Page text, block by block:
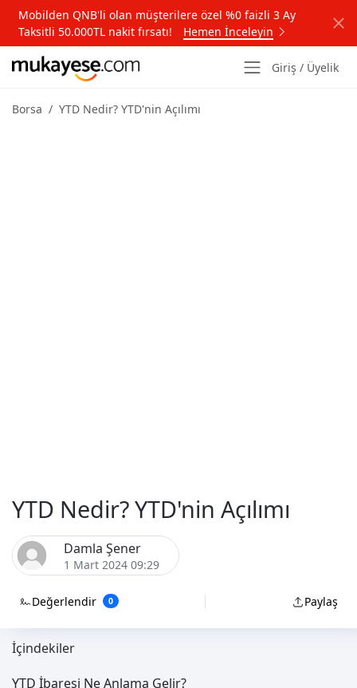
Mobilden QNB'li olan müşterilere özel %0 faizli 3 Ay
Taksitli 50.000TL nakit fırsatı!
Hemen İnceleyin
Giriş / Üyelik
Borsa YTD Nedir? YTD'nin Açılımı
YTD Nedir? YTD'nin Açılımı
Damla Şener
1 Mart 2024 09:29
Değerlendir 0 Paylaş
İçindekiler
YTD İbaresi Ne Anlama Gelir?